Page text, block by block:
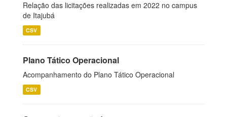
Relação das licitações realizadas em 2022 no campus
de Itajubá
CSV
Plano Tático Operacional
Acompanhamento do Plano Tático Operacional
CSV